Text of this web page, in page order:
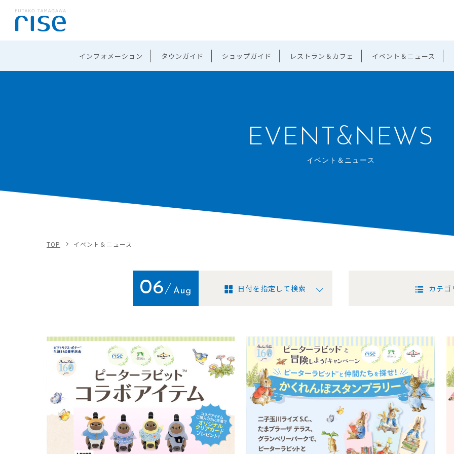
インフォメーション タウンガイド ショップガイド レストラン＆カフェ イベント＆ニュース
EVENT&NEWS
イベント＆ニュース
TOP イベント＆ニュース
06 Aug 日付を指定して検索 カテゴ